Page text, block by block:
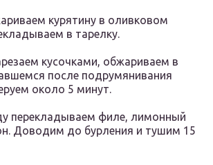
курятину в оливковом
в тарелку.
кусочками, обжариваем в
после подрумянивания
около 5 минут.
перекладываем филе, лимонный
Доводим до бурления и тушим 15